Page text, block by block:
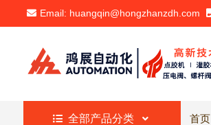
Email: huangqin@hongzhanzdh.com
全部产品分类 首页